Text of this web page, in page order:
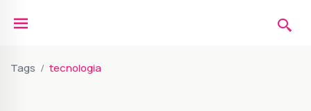
Tags tecnologia